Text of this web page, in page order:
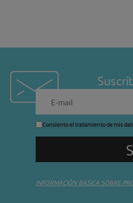
Consiento el tratamiento de mis
INFORMACIÓN BÁSICA SOBRE